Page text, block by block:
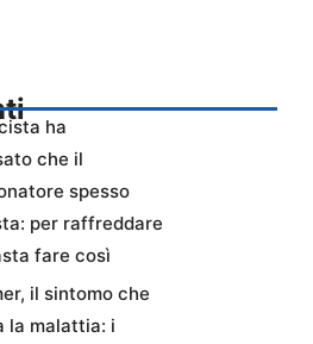
ha
che il
spesso
per raffreddare
fare così
il sintomo che
la malattia: i